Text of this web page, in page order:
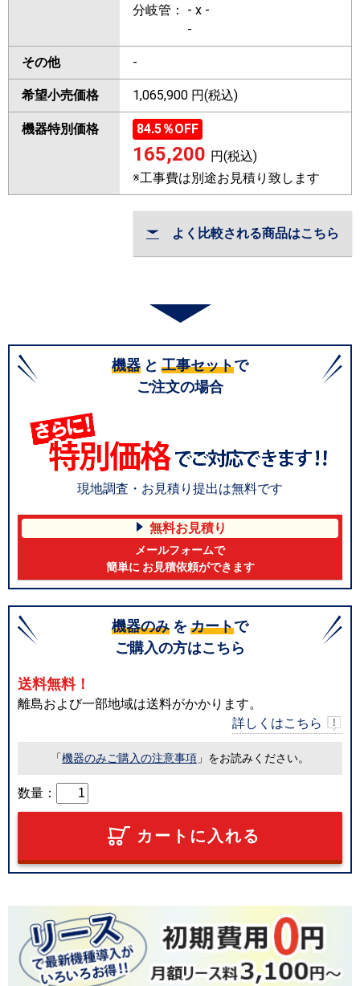
分岐管： - x -
-
その他 -
希望小売価格 1,065,900 円(税込)
機器特別価格 84.5％OFF
165,200 円(税込)
※工事費は別途お見積り致します
よく比較される商品はこちら
機器 と 工事セットで
ご注文の場合
現地調査・お見積り提出は無料です
無料お見積り
メールフォームで
簡単に お見積依頼ができます
機器のみ を カートで
ご購入の方はこちら
送料無料！
離島および一部地域は送料がかかります。
詳しくはこちら
「機器のみご購入の注意事項 」をお読みください。
数量：
カートに入れる